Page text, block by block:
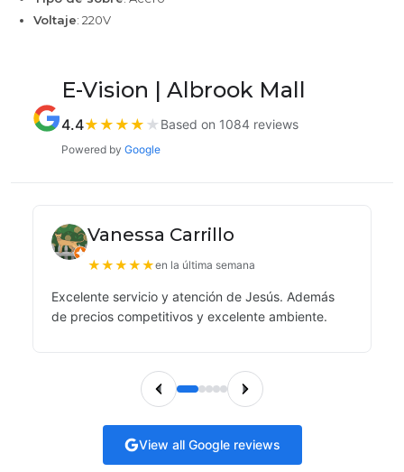
Voltaje: 220V
E-Vision | Albrook Mall
4.4★ ★ ★ ★ ★ Based on 1084 reviews
Powered by Google
Vanessa Carrillo
★★★★★en la última semana
Excelente servicio y atención de Jesús. Además
de precios competitivos y excelente ambiente.
View all Google reviews